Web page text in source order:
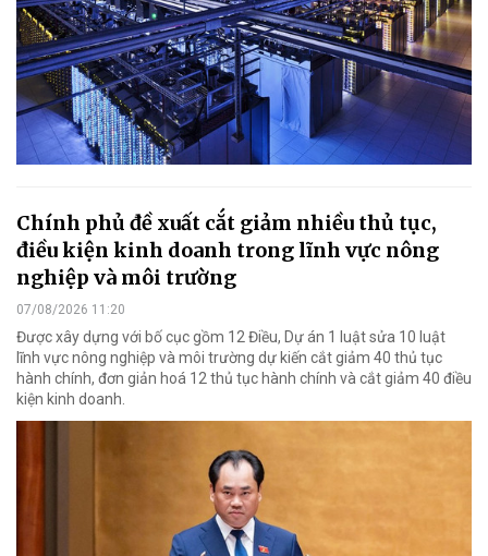
Chính phủ đề xuất cắt giảm nhiều thủ tục,
điều kiện kinh doanh trong lĩnh vực nông
nghiệp và môi trường
07/08/2026 11:20
Được xây dựng với bố cục gồm 12 Điều, Dự án 1 luật sửa 10 luật
lĩnh vực nông nghiệp và môi trường dự kiến cắt giảm 40 thủ tục
hành chính, đơn giản hoá 12 thủ tục hành chính và cắt giảm 40 điều
kiện kinh doanh.